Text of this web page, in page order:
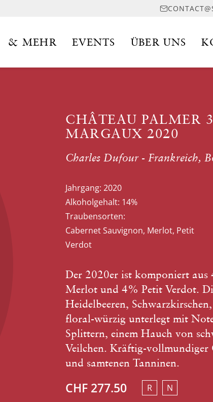
& MEHR EVENTS ÜBER UNS
CHÂTEAU PALMER
MARGAUX 2020
Charles Dufour - Frankreich,
Jahrgang: 2020
Alkoholgehalt: 14%
Traubensorten:
Cabernet Sauvignon, Merlot, Petit
Verdot
Der 2020er ist komponiert
Merlot und 4% Petit Verdot.
Heidelbeeren,
floral-würzig unterlegt mit
Splittern, einem Hauch von
Veilchen. Kräftig-vollmundiger
und samtenen Tanninen.
CHF 277.50 R N